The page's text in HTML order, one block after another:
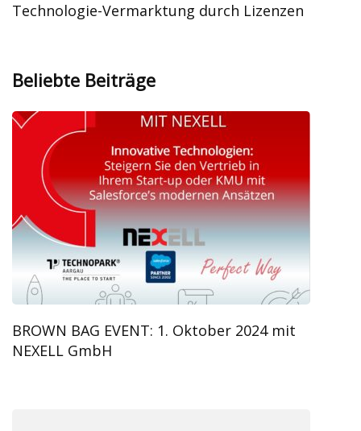
Technologie-Vermarktung durch Lizenzen
Beliebte Beiträge
BROWN BAG EVENT: 1. Oktober 2024 mit
NEXELL GmbH